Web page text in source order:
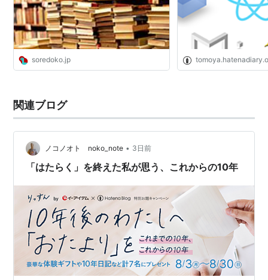
soredoko.jp
関連ブログ
ノコノオト noko_note • 3日前
「はたらく」を終えた私が思う、これからの10年